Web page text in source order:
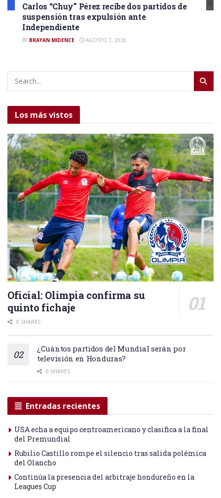
Carlos “Chuy” Pérez recibe dos partidos de
suspensión tras expulsión ante
Independiente
BY BRAYAN MIDENCE AGOSTO 7, 2026
Los más vistos
Oficial: Olimpia confirma su
quinto fichaje
0 SHARES
¿Cuántos partidos del Mundial serán por
televisión en Honduras?
0 SHARES
Entradas recientes
USA echa a equipo centroamericano y clasifica a la final
del Premundial
Rubilio Castillo rompe el silencio tras salida polémica
del Olancho
Continúa la presencia del arbitraje hondureño en la
Leagues Cup